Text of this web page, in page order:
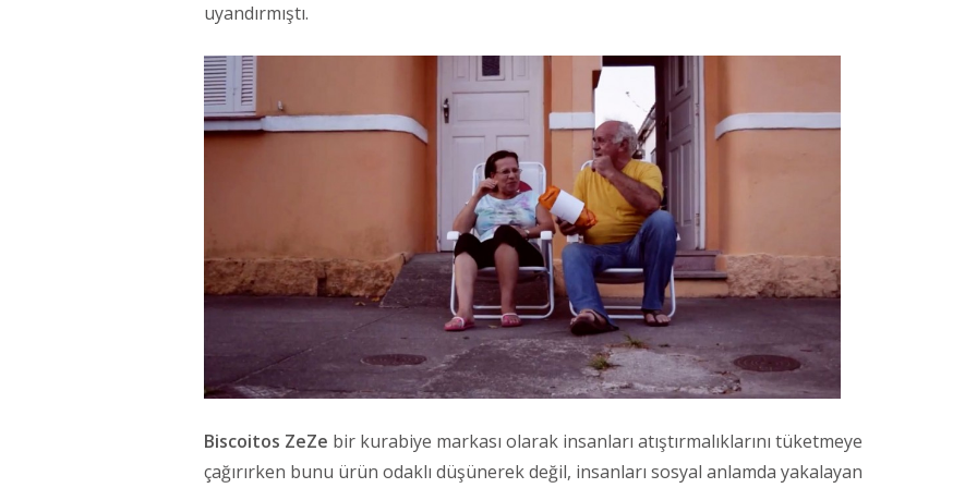
uyandırmıştı.
Biscoitos ZeZe bir kurabiye markası olarak insanları atıştırmalıklarını tüketmeye
çağırırken bunu ürün odaklı düşünerek değil, insanları sosyal anlamda yakalayan